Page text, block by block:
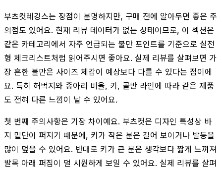
부츠컷레깅스는 장점이 분명하지만, 구매 전에 알아두면 좋은 주
의점도 있어요. 현재 리뷰 데이터가 없는 상태이므로, 이 섹션은
같은 카테고리에서 자주 언급되는 불만 포인트를 기준으로 실전
형 체크리스트처럼 읽어주시면 좋아요. 실제 리뷰를 살펴보면 가
장 흔한 불만은 사이즈 체감이 예상보다 다를 수 있다는 점이에
요. 특히 허벅지와 종아리 비율, 키, 골반 라인에 따라 같은 제품
도 전혀 다른 느낌이 날 수 있어요.
첫 번째 주의사항은 기장 차이예요. 부츠컷은 디자인 특성상 바
지 밑단이 퍼지기 때문에, 키가 작은 분은 길어 보이거나 발등을
많이 덮을 수 있어요. 반대로 키가 큰 분은 생각보다 짧게 느껴져
발목 아래 퍼짐이 덜 시원하게 보일 수 있어요. 실제 리뷰를 살펴